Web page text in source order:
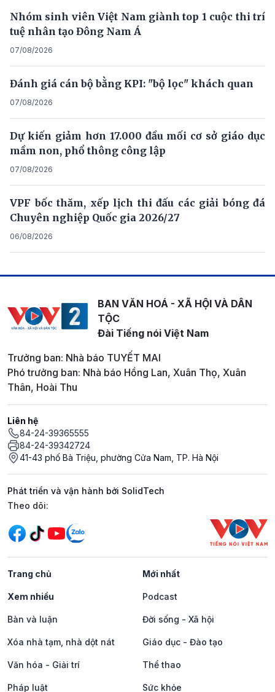
Nhóm sinh viên Việt Nam giành top 1 cuộc thi trí
tuệ nhân tạo Đông Nam Á
07/08/2026
Đánh giá cán bộ bằng KPI: "bộ lọc" khách quan
07/08/2026
Dự kiến giảm hơn 17.000 đầu mối cơ sở giáo dục
mầm non, phổ thông công lập
07/08/2026
VPF bốc thăm, xếp lịch thi đấu các giải bóng đá
Chuyên nghiệp Quốc gia 2026/27
06/08/2026
BAN VĂN HOÁ - XÃ HỘI VÀ DÂN
TỘC
Đài Tiếng nói Việt Nam
Trưởng ban: Nhà báo TUYẾT MAI
Phó trưởng ban: Nhà báo Hồng Lan, Xuân Thọ, Xuân
Thân, Hoài Thu
Liên hệ
84-24-39365555
84-24-39342724
41-43 phố Bà Triệu, phường Cửa Nam, TP. Hà Nội
Phát triển và vận hành bởi SolidTech
Mạng xã hội
Theo dõi:
Trang chủ Mới nhất
Xem nhiều Podcast
Bàn và luận Đời sống - Xã hội
Xóa nhà tạm, nhà dột nát Giáo dục - Đào tạo
Văn hóa - Giải trí Thể thao
Pháp luật Sức khỏe